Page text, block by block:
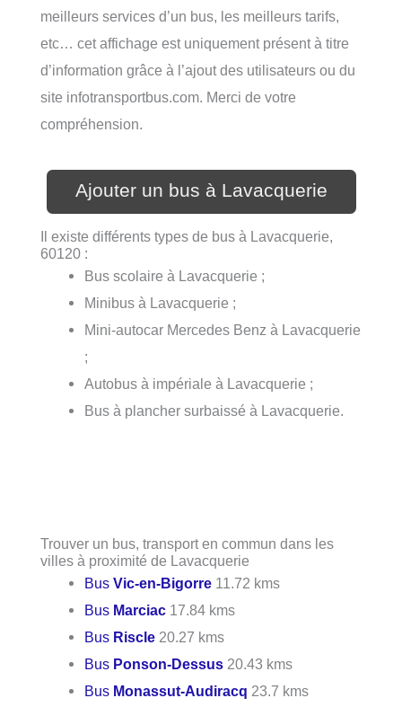
meilleurs services d’un bus, les meilleurs tarifs,
etc… cet affichage est uniquement présent à titre
d’information grâce à l’ajout des utilisateurs ou du
site infotransportbus.com. Merci de votre
compréhension.
Ajouter un bus à Lavacquerie
Il existe différents types de bus à Lavacquerie,
60120 :
Bus scolaire à Lavacquerie ;
Minibus à Lavacquerie ;
Mini-autocar Mercedes Benz à Lavacquerie
;
Autobus à impériale à Lavacquerie ;
Bus à plancher surbaissé à Lavacquerie.
Trouver un bus, transport en commun dans les
villes à proximité de Lavacquerie
BusVic-en-Bigorre 11.72 kms
Bus Marciac 17.84 kms
Bus Riscle 20.27 kms
Bus Ponson-Dessus 20.43 kms
Bus Monassut-Audiracq 23.7 kms